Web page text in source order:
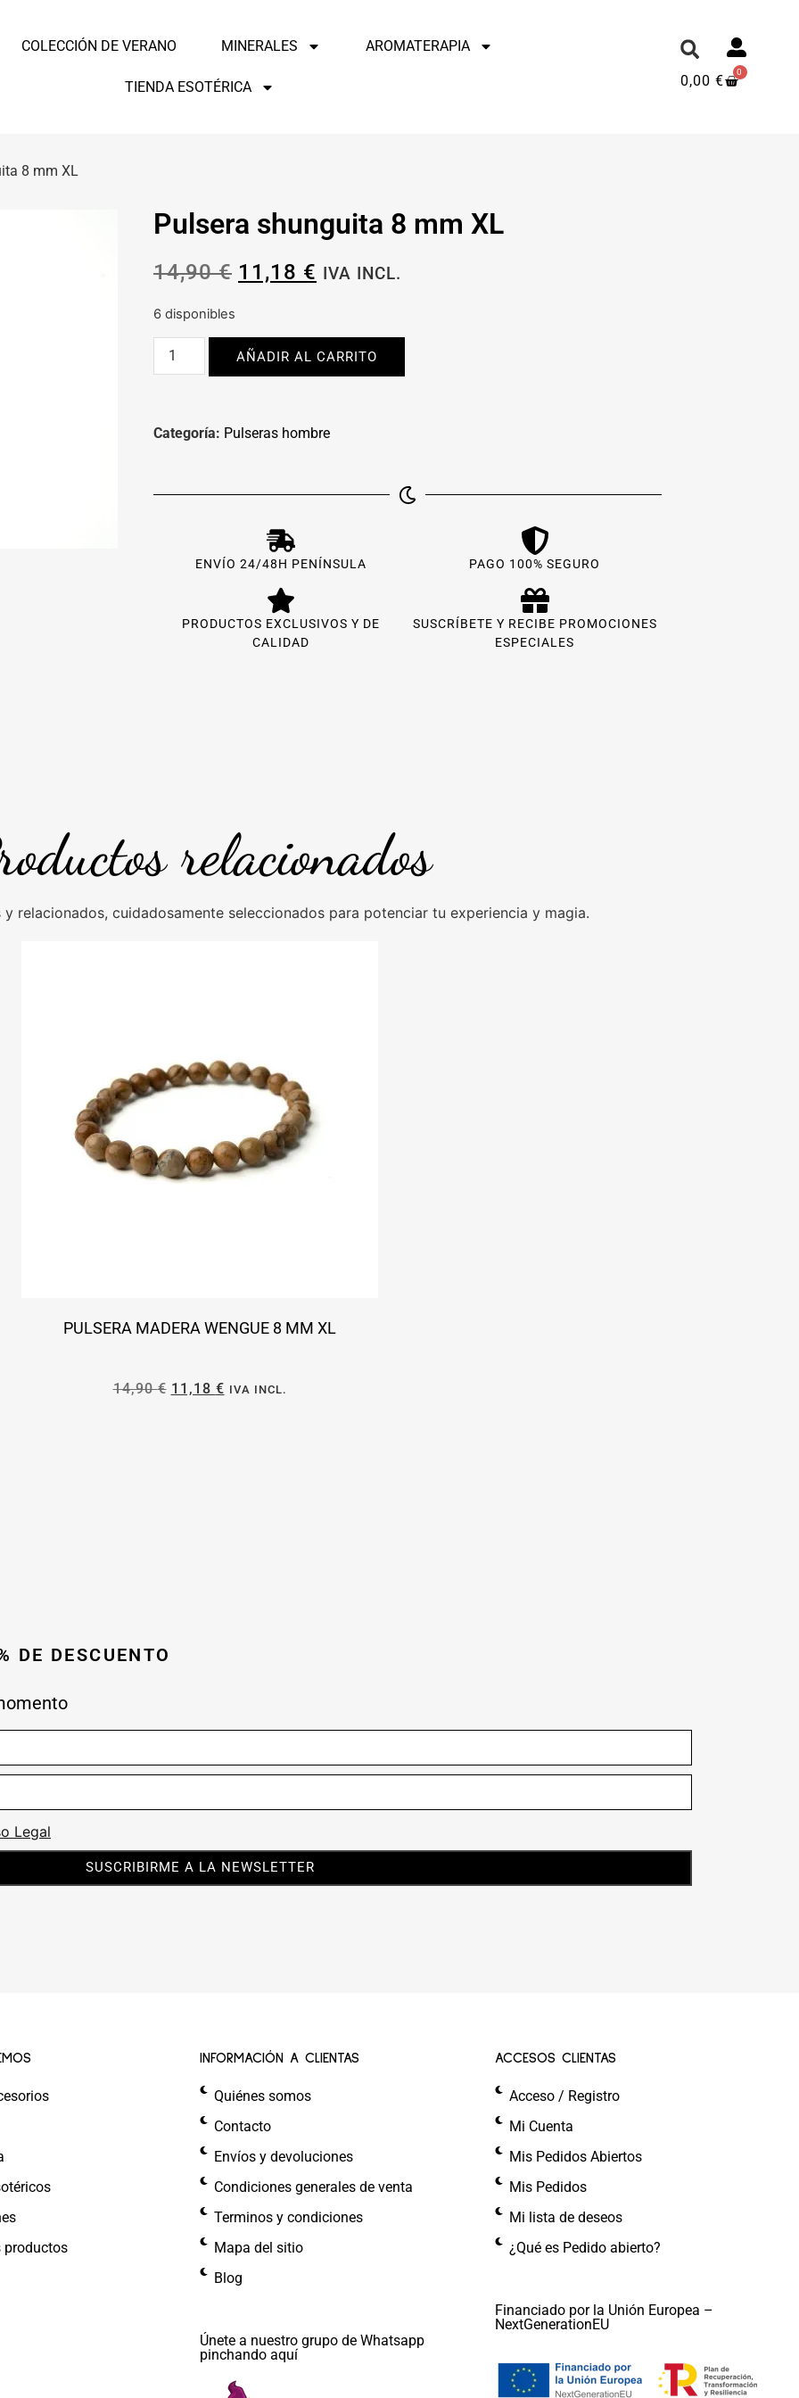
COLECCIÓN DE VERANO MINERALES AROMATERAPIA
TIENDA ESOTÉRICA 0,00 €
0
8 mm XL
Pulsera shunguita 8 mm XL
14,90€ 11,18 € IVA INCL.
6 disponibles
AÑADIR AL CARRITO
Categoría: Pulseras hombre
ENVÍO 24/48H PENÍNSULA PAGO 100% SEGURO
PRODUCTOS EXCLUSIVOS Y DE
CALIDAD
SUSCRÍBETE Y RECIBE PROMOCIONES
ESPECIALES
relacionados
relacionados, cuidadosamente seleccionados para potenciar tu experiencia y magia.
PULSERA MADERA WENGUE 8 MM XL
14,90€ 11,18 € IVA INCL.
DE DESCUENTO
Legal
SUSCRIBIRME A LA NEWSLETTER
productos
INFORMACIÓN A CLIENTAS
Quiénes somos
Contacto
Envíos y devoluciones
Condiciones generales de venta
Terminos y condiciones
Mapa del sitio
Blog
Únete a nuestro grupo de Whatsapp
pinchando aquí​
ACCESOS CLIENTAS
Acceso / Registro
Mi Cuenta
Mis Pedidos Abiertos
Mis Pedidos
Mi lista de deseos
¿Qué es Pedido abierto?
Financiado por la Unión Europea –
NextGenerationEU